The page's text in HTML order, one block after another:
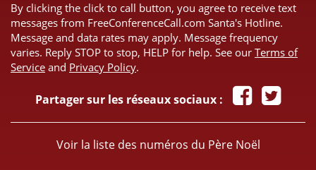
By clicking the click to call button, you agree to receive text
messages from FreeConferenceCall.com Santa's Hotline.
Message and data rates may apply. Message frequency
varies. Reply STOP to stop, HELP for help. See our Terms of
Service and Privacy Policy.
Partager sur les réseaux sociaux :
Voir la liste des numéros du Père Noël